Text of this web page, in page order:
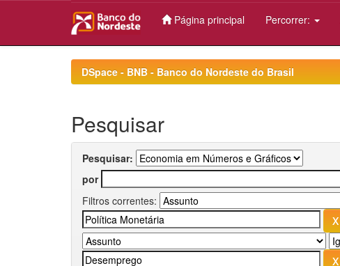
Página principal Percorrer:
DSpace - BNB - Banco do Nordeste do Brasil
Pesquisar
Pesquisar:
por
Filtros correntes: